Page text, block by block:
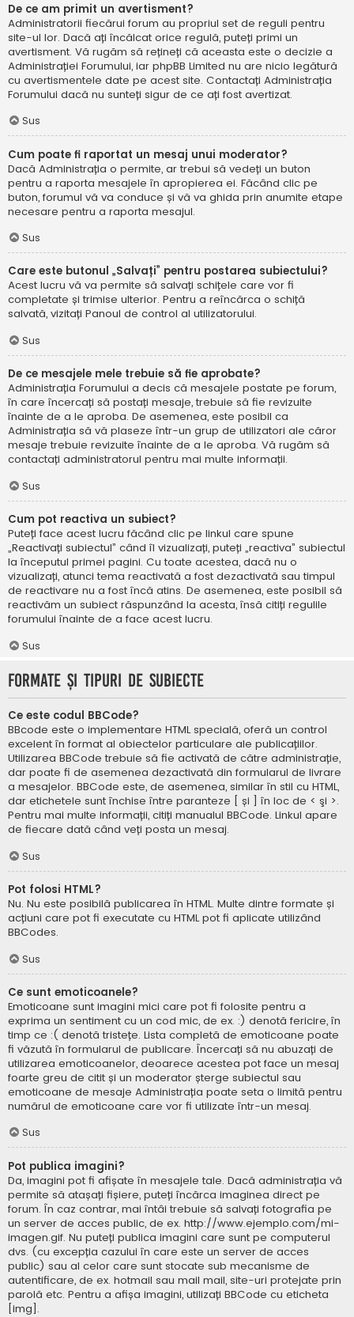
De ce am primit un avertisment?
Administratorii fiecărui forum au propriul set de reguli pentru
site-ul lor. Dacă ați încălcat orice regulă, puteți primi un
avertisment. Vă rugăm să rețineți că aceasta este o decizie a
Administrației Forumului, iar phpBB Limited nu are nicio legătură
cu avertismentele date pe acest site. Contactați Administrația
Forumului dacă nu sunteți sigur de ce ați fost avertizat.
Sus
Cum poate fi raportat un mesaj unui moderator?
Dacă Administrația o permite, ar trebui să vedeți un buton
pentru a raporta mesajele în apropierea ei. Făcând clic pe
buton, forumul vă va conduce și vă va ghida prin anumite etape
necesare pentru a raporta mesajul.
Sus
Care este butonul „Salvați” pentru postarea subiectului?
Acest lucru vă va permite să salvați schițele care vor fi
completate și trimise ulterior. Pentru a reîncărca o schiță
salvată, vizitați Panoul de control al utilizatorului.
Sus
De ce mesajele mele trebuie să fie aprobate?
Administrația Forumului a decis că mesajele postate pe forum,
în care încercați să postați mesaje, trebuie să fie revizuite
înainte de a le aproba. De asemenea, este posibil ca
Administrația să vă plaseze într-un grup de utilizatori ale căror
mesaje trebuie revizuite înainte de a le aproba. Vă rugăm să
contactați administratorul pentru mai multe informații.
Sus
Cum pot reactiva un subiect?
Puteți face acest lucru făcând clic pe linkul care spune
„Reactivați subiectul” când îl vizualizați, puteți „reactiva” subiectul
la începutul primei pagini. Cu toate acestea, dacă nu o
vizualizați, atunci tema reactivată a fost dezactivată sau timpul
de reactivare nu a fost încă atins. De asemenea, este posibil să
reactivăm un subiect răspunzând la acesta, însă citiți regulile
forumului înainte de a face acest lucru.
Sus
Formate și tipuri de subiecte
Ce este codul BBCode?
BBcode este o implementare HTML specială, oferă un control
excelent în format al obiectelor particulare ale publicațiilor.
Utilizarea BBCode trebuie să fie activată de către administrație,
dar poate fi de asemenea dezactivată din formularul de livrare
a mesajelor. BBCode este, de asemenea, similar în stil cu HTML,
dar etichetele sunt închise între paranteze [ și ] în loc de < şi >.
Pentru mai multe informații, citiți manualul BBCode. Linkul apare
de fiecare dată când veți posta un mesaj.
Sus
Pot folosi HTML?
Nu. Nu este posibilă publicarea în HTML. Multe dintre formate și
acțiuni care pot fi executate cu HTML pot fi aplicate utilizând
BBCodes.
Sus
Ce sunt emoticoanele?
Emoticoane sunt imagini mici care pot fi folosite pentru a
exprima un sentiment cu un cod mic, de ex. :) denotă fericire, în
timp ce :( denotă tristețe. Lista completă de emoticoane poate
fi văzută în formularul de publicare. Încercați să nu abuzați de
utilizarea emoticoanelor, deoarece acestea pot face un mesaj
foarte greu de citit și un moderator șterge subiectul sau
emoticoane de mesaje Administrația poate seta o limită pentru
numărul de emoticoane care vor fi utilizate într-un mesaj.
Sus
Pot publica imagini?
Da, imagini pot fi afișate în mesajele tale. Dacă administrația vă
permite să atașați fișiere, puteți încărca imaginea direct pe
forum. În caz contrar, mai întâi trebuie să salvați fotografia pe
un server de acces public, de ex. http://www.ejemplo.com/mi-
imagen.gif. Nu puteți publica imagini care sunt pe computerul
dvs. (cu excepția cazului în care este un server de acces
public) sau al celor care sunt stocate sub mecanisme de
autentificare, de ex. hotmail sau mail mail, site-uri protejate prin
parolă etc. Pentru a afișa imagini, utilizați BBCode cu eticheta
[img].